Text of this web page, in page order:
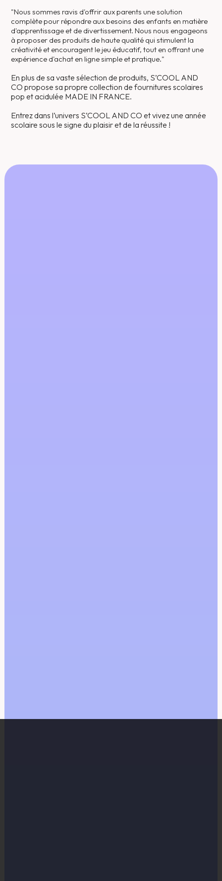
"Nous sommes ravis d'offrir aux parents une solution
complète pour répondre aux besoins des enfants en matière
d'apprentissage et de divertissement. Nous nous engageons
à proposer des produits de haute qualité qui stimulent la
créativité et encouragent le jeu éducatif, tout en offrant une
expérience d'achat en ligne simple et pratique."
En plus de sa vaste sélection de produits, S’COOL AND
CO propose sa propre collection de fournitures scolaires
pop et acidulée MADE IN FRANCE.
Entrez dans l’univers S’COOL AND CO et vivez une année
scolaire sous le signe du plaisir et de la réussite !